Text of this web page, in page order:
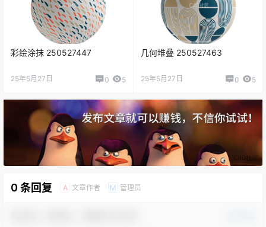
彩绘涂抹 250527447
25年5月27日 0 5
几何堆叠 250527463
25年5月27日 0 5
0 条回复 A 文章作者 M 管理员